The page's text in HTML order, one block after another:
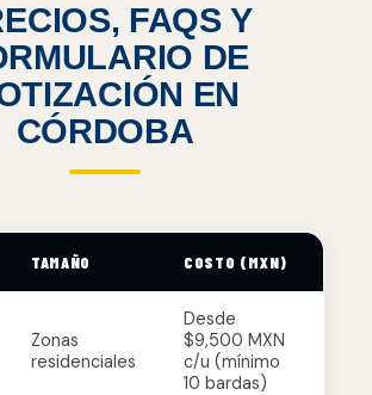
FAQS Y
DE
EN
CÓRDOBA
TAMAÑO COSTO (MXN)
Zonas
residenciales
Desde
$9,500 MXN
c/u (mínimo
10 bardas)